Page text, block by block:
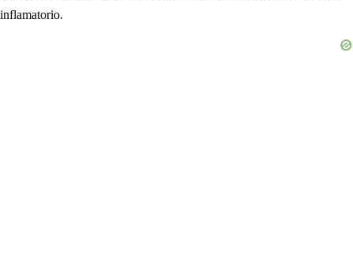
inflamatorio.